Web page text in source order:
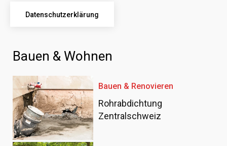
Datenschutzerklärung
Bauen & Wohnen
Bauen & Renovieren
Rohrabdichtung
Zentralschweiz